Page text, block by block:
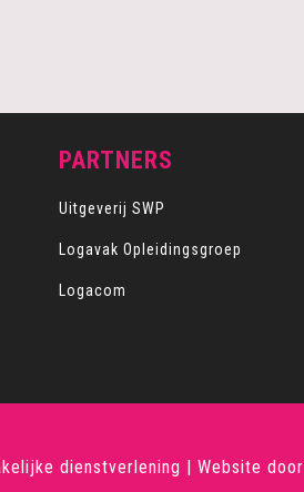
PARTNERS
Uitgeverij SWP
Logavak Opleidingsgroep
Logacom
dienstverlening | Website door